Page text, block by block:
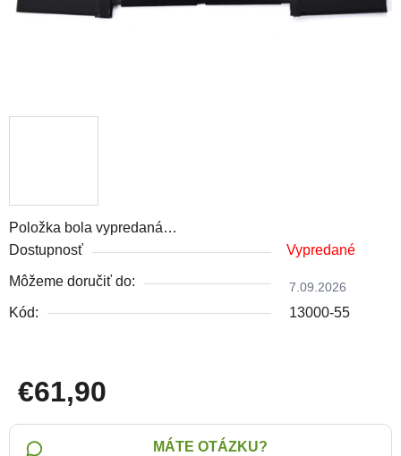
Položka bola vypredaná…
Dostupnosť
Vypredané
Môžeme doručiť do: 7.09.2026
Kód: 13000-55
€61,90
MÁTE OTÁZKU?